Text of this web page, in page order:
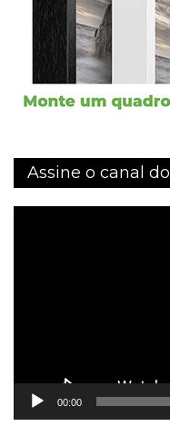
Assine o canal
00:00